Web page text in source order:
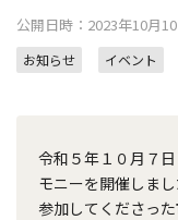
公開日時：2023年10月
お知らせ イベント
令和５年１０月７
モニーを開催しまし
参加してくださっ